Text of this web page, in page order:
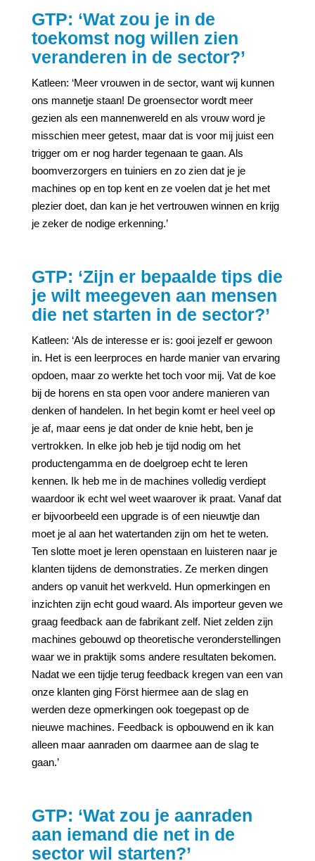
GTP: ‘Wat zou je in de
toekomst nog willen zien
veranderen in de sector?’
Katleen: ‘Meer vrouwen in de sector, want wij kunnen
ons mannetje staan! De groensector wordt meer
gezien als een mannenwereld en als vrouw word je
misschien meer getest, maar dat is voor mij juist een
trigger om er nog harder tegenaan te gaan. Als
boomverzorgers en tuiniers en zo zien dat je je
machines op en top kent en ze voelen dat je het met
plezier doet, dan kan je het vertrouwen winnen en krijg
je zeker de nodige erkenning.’
GTP: ‘Zijn er bepaalde tips die
je wilt meegeven aan mensen
die net starten in de sector?’
Katleen: ‘Als de interesse er is: gooi jezelf er gewoon
in. Het is een leerproces en harde manier van ervaring
opdoen, maar zo werkte het toch voor mij. Vat de koe
bij de horens en sta open voor andere manieren van
denken of handelen. In het begin komt er heel veel op
je af, maar eens je dat onder de knie hebt, ben je
vertrokken. In elke job heb je tijd nodig om het
productengamma en de doelgroep echt te leren
kennen. Ik heb me in de machines volledig verdiept
waardoor ik echt wel weet waarover ik praat. Vanaf dat
er bijvoorbeeld een upgrade is of een nieuwtje dan
moet je al aan het watertanden zijn om het te weten.
Ten slotte moet je leren openstaan en luisteren naar je
klanten tijdens de demonstraties. Ze merken dingen
anders op vanuit het werkveld. Hun opmerkingen en
inzichten zijn echt goud waard. Als importeur geven we
graag feedback aan de fabrikant zelf. Niet zelden zijn
machines gebouwd op theoretische veronderstellingen
waar we in praktijk soms andere resultaten bekomen.
Nadat we een tijdje terug feedback kregen van een van
onze klanten ging Först hiermee aan de slag en
werden deze opmerkingen ook toegepast op de
nieuwe machines. Feedback is opbouwend en ik kan
alleen maar aanraden om daarmee aan de slag te
gaan.’
GTP: ‘Wat zou je aanraden
aan iemand die net in de
sector wil starten?’